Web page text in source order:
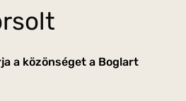
a közönséget a Boglart